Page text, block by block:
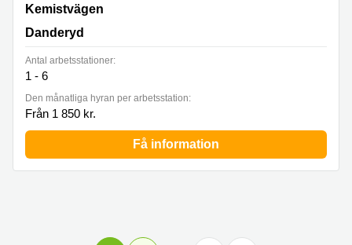
Kemistvägen 10-10A, Danderyd
Kemistvägen
Danderyd
Antal arbetsstationer:
1 - 6
Den månatliga hyran per arbetsstation:
Från 1 850 kr.
Få information